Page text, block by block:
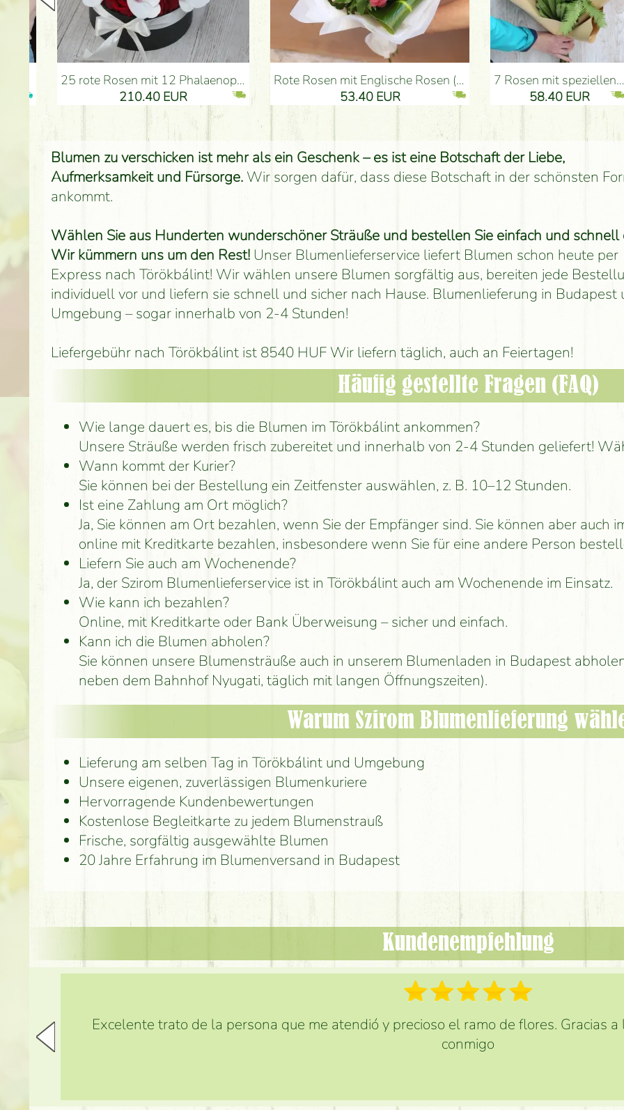
25 rote Rosen mit 12 Phalaenopsis-Orchideen, in einer Box - Blumenlieferung Budapest
210.40 EUR
Rote Rosen mit Englische Rosen (5 stiele) - Blumenlieferung Budapest
53.40 EUR
7 Rosen mit speziellen Grünen, Kraftpapier - Blumenlieferung Budapest
58.40 EUR
Blumen zu verschicken ist mehr als ein Geschenk – es ist eine Botschaft der Liebe,
Aufmerksamkeit und Fürsorge. Wir sorgen dafür, dass diese Botschaft in der schönsten
ankommt.
Wählen Sie aus Hunderten wunderschöner Sträuße und bestellen Sie einfach und schnell
Wir kümmern uns um den Rest! Unser Blumenlieferservice liefert Blumen schon heute per
Express nach Törökbálint! Wir wählen unsere Blumen sorgfältig aus, bereiten jede
individuell vor und liefern sie schnell und sicher nach Hause. Blumenlieferung in Budapest
Umgebung – sogar innerhalb von 2-4 Stunden!
Liefergebühr nach Törökbálint ist 8540 HUF Wir liefern täglich, auch an Feiertagen!
Häufig gestellte Fragen (FAQ)
Wie lange dauert es, bis die Blumen im Törökbálint ankommen?
Unsere Sträuße werden frisch zubereitet und innerhalb von 2-4 Stunden geliefert!
Wann kommt der Kurier?
Sie können bei der Bestellung ein Zeitfenster auswählen, z. B. 10–12 Stunden.
Ist eine Zahlung am Ort möglich?
Ja, Sie können am Ort bezahlen, wenn Sie der Empfänger sind. Sie können aber auch
online mit Kreditkarte bezahlen, insbesondere wenn Sie für eine andere Person
Liefern Sie auch am Wochenende?
Ja, der Szirom Blumenlieferservice ist in Törökbálint auch am Wochenende im Einsatz.
Wie kann ich bezahlen?
Online, mit Kreditkarte oder Bank Überweisung – sicher und einfach.
Kann ich die Blumen abholen?
Sie können unsere Blumensträuße auch in unserem Blumenladen in Budapest
neben dem Bahnhof Nyugati, täglich mit langen Öffnungszeiten).
Warum Szirom Blumenlieferung
Lieferung am selben Tag in Törökbálint und Umgebung
Unsere eigenen, zuverlässigen Blumenkuriere
Hervorragende Kundenbewertungen
Kostenlose Begleitkarte zu jedem Blumenstrauß
Frische, sorgfältig ausgewählte Blumen
20 Jahre Erfahrung im Blumenversand in Budapest
Kundenempfehlung
Excelente trato de la persona que me atendió y precioso el ramo de flores. Gracias
conmigo